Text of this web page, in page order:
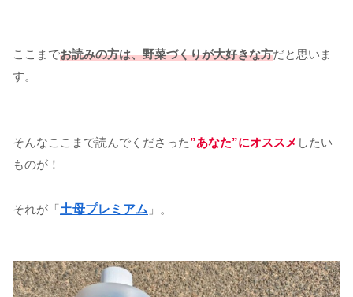
ここまでお読みの方は、野菜づくりが大好きな方だと思いま
す。
そんなここまで読んでくださった”あなた”にオススメ したい
ものが！
それが「土母プレミアム 」。